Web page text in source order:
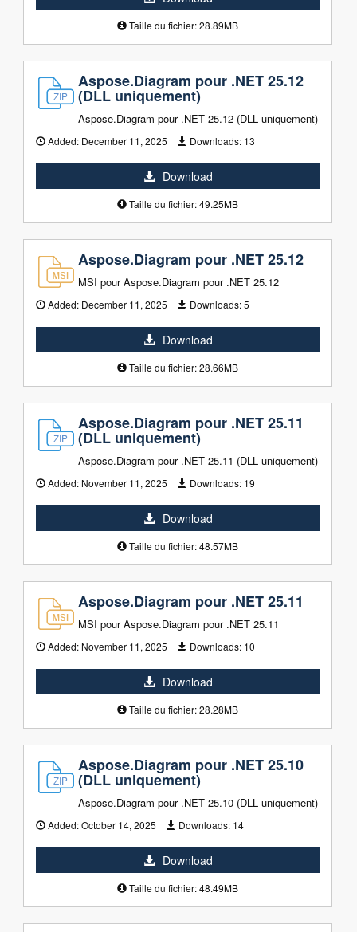
Taille du fichier: 28.89MB
Aspose.Diagram pour .NET 25.12
(DLL uniquement)
Aspose.Diagram pour .NET 25.12 (DLL uniquement)
Added: December 11, 2025 Downloads: 13
Download
Taille du fichier: 49.25MB
Aspose.Diagram pour .NET 25.12
MSI pour Aspose.Diagram pour .NET 25.12
Added: December 11, 2025 Downloads:5
Download
Taille du fichier: 28.66MB
Aspose.Diagram pour .NET 25.11
(DLL uniquement)
Aspose.Diagram pour .NET 25.11 (DLL uniquement)
Added: November 11, 2025 Downloads: 19
Download
Taille du fichier: 48.57MB
Aspose.Diagram pour .NET 25.11
MSI pour Aspose.Diagram pour .NET 25.11
Added: November 11, 2025 Downloads: 10
Download
Taille du fichier: 28.28MB
Aspose.Diagram pour .NET 25.10
(DLL uniquement)
Aspose.Diagram pour .NET 25.10 (DLL uniquement)
Added:October 14, 2025 Downloads: 14
Download
Taille du fichier: 48.49MB